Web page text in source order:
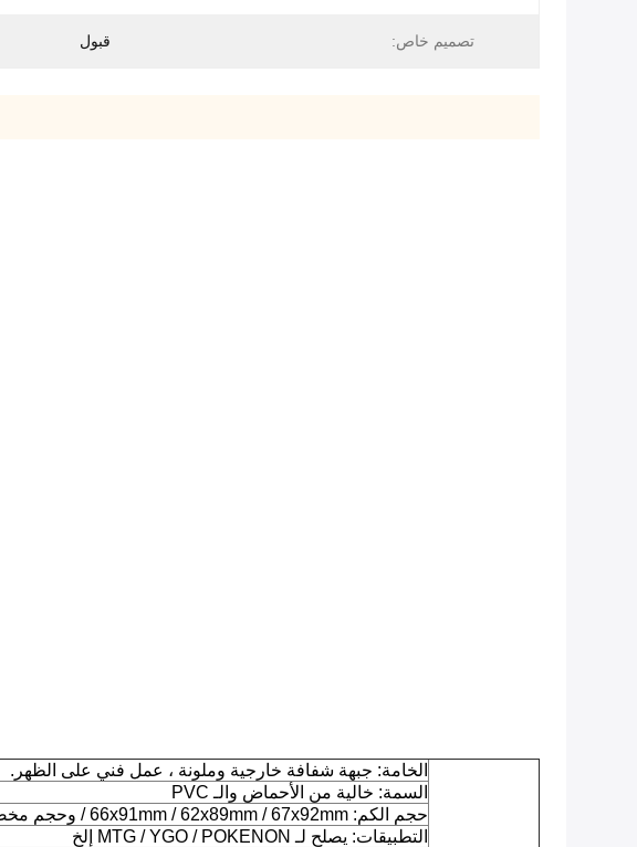
تصميم خاص: قبول
الخامة: جبهة شفافة خارجية وملونة ، عمل فني على الظهر.
السمة: خالية من الأحماض والـ PVC
حجم الكم: 66x91mm / 62x89mm / 67x92mm / وحجم مخصص
التطبيقات: يصلح لـ MTG / YGO / POKENON إلخ